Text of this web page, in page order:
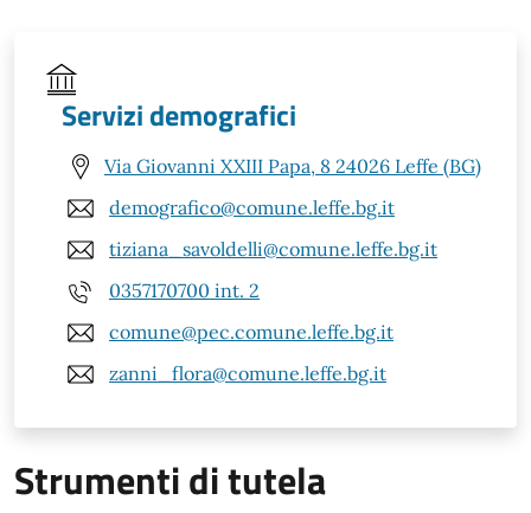
Servizi demografici
Via Giovanni XXIII Papa, 8 24026 Leffe (BG)
demografico@comune.leffe.bg.it
tiziana_savoldelli@comune.leffe.bg.it
0357170700 int. 2
comune@pec.comune.leffe.bg.it
zanni_flora@comune.leffe.bg.it
Strumenti di tutela